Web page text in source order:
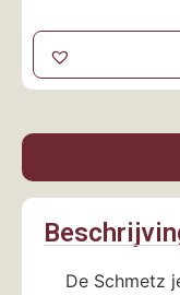
De Schmetz